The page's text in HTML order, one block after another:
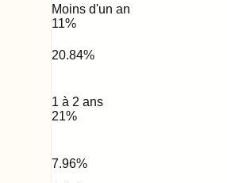
Moins d'un an
11%
20.84%
1 à 2 ans
21%
7.96%